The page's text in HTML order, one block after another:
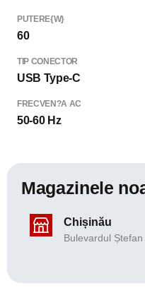
PUTERE{W}
60
TIP CONECTOR
USB Type-C
FRECVEN?A AC
50-60 Hz
Magazinele
Chișinău
Bulevardul